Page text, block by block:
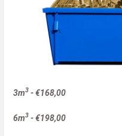
3m3 -€168,00
6m3 -€198,00